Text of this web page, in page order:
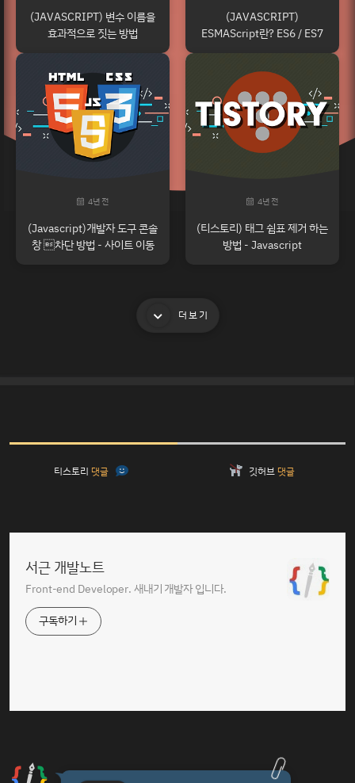
(JAVASCRIPT) 변수 이름을
효과적으로 짓는 방법
(JAVASCRIPT)
ESMAScript란? ES6 / ES7
4년 전
(Javascript)개발자 도구 콘솔
창 차단 방법 - 사이트 이동
4년 전
(티스토리) 태그 쉼표 제거 하는
방법 - Javascript
더보기
티스토리 댓글 깃허브 댓글
서근 개발노트
Front-end Developer. 새내기 개발자 입니다.
구독하기